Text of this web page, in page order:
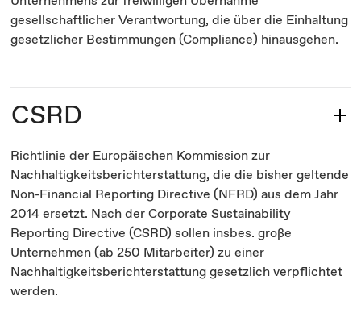
gesellschaftlicher Verantwortung, die über die Einhaltung
gesetzlicher Bestimmungen (Compliance) hinausgehen.
CSRD
Richtlinie der Europäischen Kommission zur
Nachhaltigkeitsberichterstattung, die die bisher geltende
Non-Financial Reporting Directive (NFRD) aus dem Jahr
2014 ersetzt. Nach der Corporate Sustainability
Reporting Directive (CSRD) sollen insbes. große
Unternehmen (ab 250 Mitarbeiter) zu einer
Nachhaltigkeitsberichterstattung gesetzlich verpflichtet
werden.